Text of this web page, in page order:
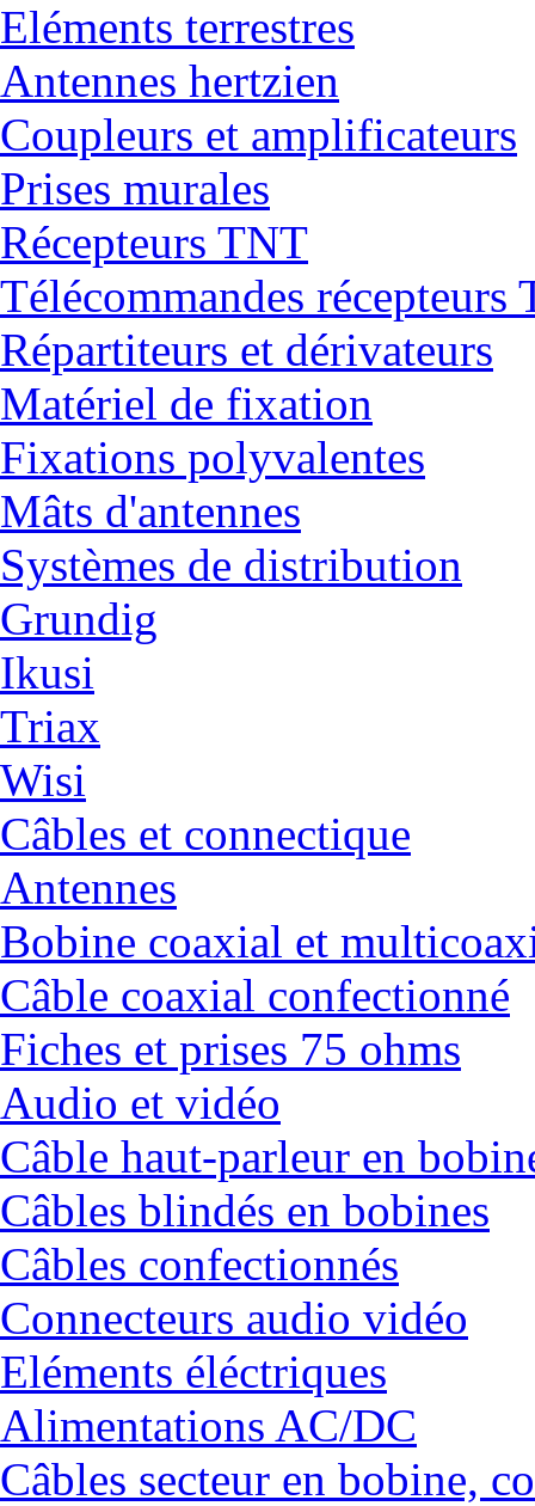
Eléments terrestres
Antennes hertzien
Coupleurs et amplificateurs
Prises murales
Récepteurs TNT
Télécommandes récepteurs
Répartiteurs et dérivateurs
Matériel de fixation
Fixations polyvalentes
Mâts d'antennes
Systèmes de distribution
Grundig
Ikusi
Triax
Wisi
Câbles et connectique
Antennes
Bobine coaxial et
Câble coaxial confectionné
Fiches et prises 75 ohms
Audio et vidéo
Câble haut-parleur en
Câbles blindés en bobines
Câbles confectionnés
Connecteurs audio vidéo
Eléments éléctriques
Alimentations AC/DC
Câbles secteur en bobine,